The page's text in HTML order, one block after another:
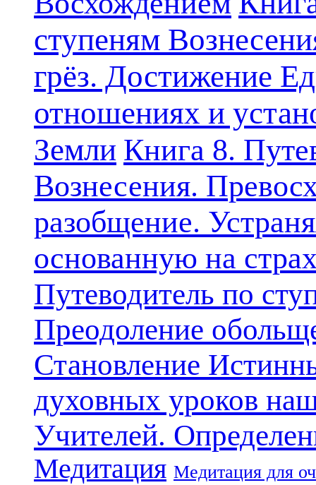
ступеням
грёз. Достижение
отношениях и
Земли Книга 8.
Вознесения.
разобщение.
основанную на
Путеводитель по
Преодоление
Становление
духовных уроков
Учителей.
Медитация Медитация для